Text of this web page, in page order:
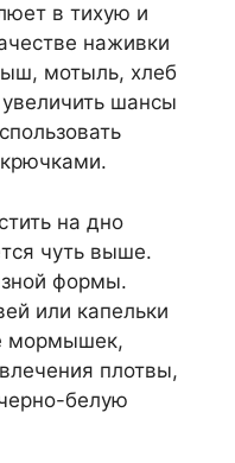
в тихую и
наживки
мотыль, хлеб
шансы
на дно
чуть выше.
формы.
или капельки
мормышек,
плотвы,
белую